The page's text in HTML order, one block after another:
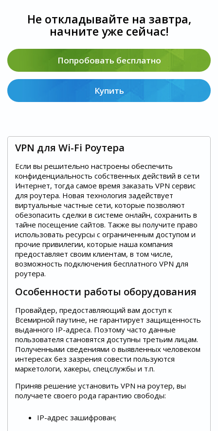
Не откладывайте на завтра,
начните уже сейчас!
Попробовать бесплатно
Купить
VPN для Wi-Fi Роутера
Если вы решительно настроены обеспечить
конфиденциальность собственных действий в сети
Интернет, тогда самое время заказать VPN сервис
для роутера. Новая технология задействует
виртуальные частные сети, которые позволяют
обезопасить сделки в системе онлайн, сохранить в
тайне посещение сайтов. Также вы получите право
использовать ресурсы с ограниченным доступом и
прочие привилегии, которые наша компания
предоставляет своим клиентам, в том числе,
возможность подключения бесплатного VPN для
роутера.
Особенности работы оборудования
Провайдер, предоставляющий вам доступ к
Всемирной паутине, не гарантирует защищенность
выданного IP-адреса. Поэтому часто данные
пользователя становятся доступны третьим лицам.
Полученными сведениями о выявленных человеком
интересах без зазрения совести пользуются
маркетологи, хакеры, спецслужбы и т.п.
Приняв решение установить VPN на роутер, вы
получаете своего рода гарантию свободы:
IP-адрес зашифрован;